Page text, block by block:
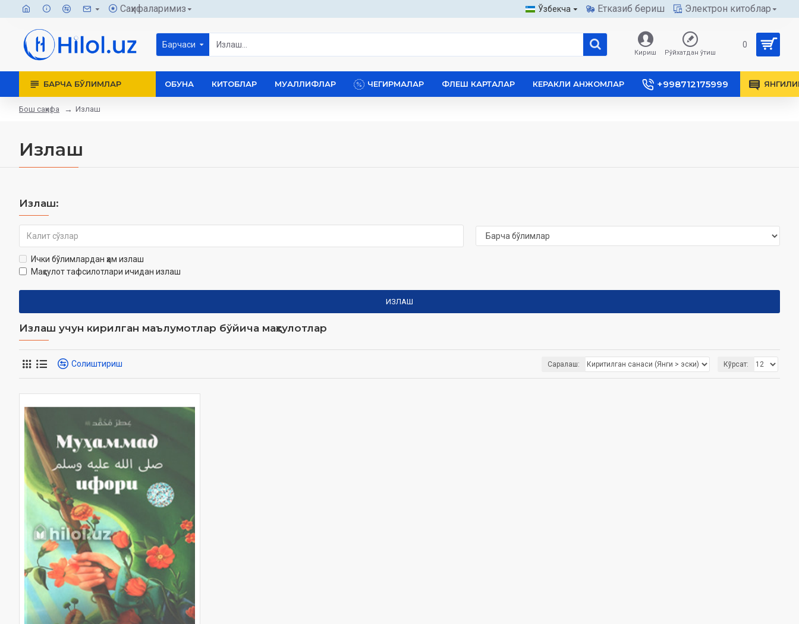
Саҳифаларимиз Ўзбекча Етказиб бериш Электрон китоблар
Барчаси
Кириш Рўйхатдан ўтиш
0
БАРЧА БЎЛИМЛАР ОБУНА КИТОБЛАР МУАЛЛИФЛАР ЧЕГИРМАЛАР ФЛЕШ КАРТАЛАР КЕРАКЛИ АНЖОМЛАР +998712175999
Бош саҳифа Излаш
Излаш
Излаш:
Ички бўлимлардан ҳам излаш
Маҳсулот тафсилотлари ичидан излаш
ИЗЛАШ
Излаш учун кирилган маълумотлар бўйича маҳсулотлар
Солиштириш Саралаш: Кўрсат: